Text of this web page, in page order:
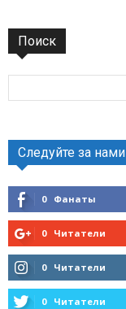
Поиск
Следуйте за нами
0 Фанаты
0 Читатели
0 Читатели
0 Читатели